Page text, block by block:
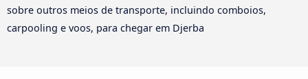
sobre outros meios de transporte, incluindo comboios,
carpooling e voos, para chegar em Djerba